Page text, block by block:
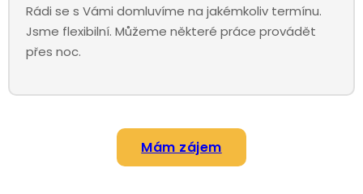
Rádi se s Vámi domluvíme na jakémkoliv termínu.
Jsme flexibilní. Můžeme některé práce provádět
přes noc.
Mám zájem